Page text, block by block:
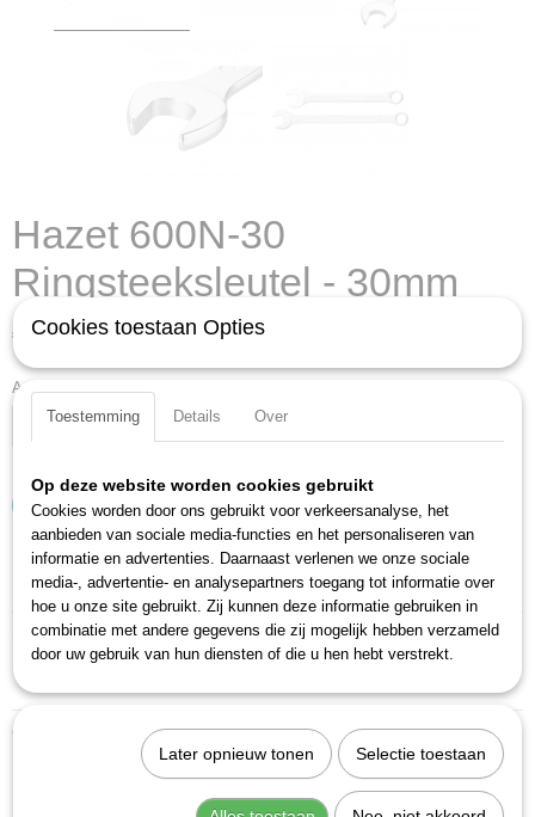
Hazet 600N-30
Ringsteeksleutel - 30mm
€ 45,70 (exclusief btw 21%)
Aantal
IN WINKELWAGEN
Specificaties
Productcode
600N-30
EAN code
4000896023233
Productcode leverancier
Omschrijving
Ook interessant
Cookies toestaan Opties
Toestemming Details Over
Op deze website worden cookies gebruikt
Cookies worden door ons gebruikt voor verkeersanalyse, het
aanbieden van sociale media-functies en het personaliseren van
informatie en advertenties. Daarnaast verlenen we onze sociale
media-, advertentie- en analysepartners toegang tot informatie over
hoe u onze site gebruikt. Zij kunnen deze informatie gebruiken in
combinatie met andere gegevens die zij mogelijk hebben verzameld
door uw gebruik van hun diensten of die u hen hebt verstrekt.
Later opnieuw tonen Selectie toestaan